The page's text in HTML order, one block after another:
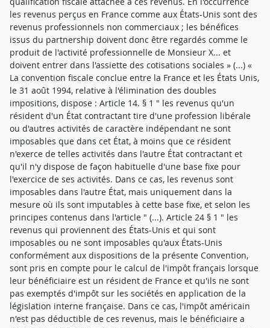
les revenus perçus en France comme aux États-Unis sont des
revenus professionnels non commerciaux ; les bénéfices
issus du partnership doivent donc être regardés comme le
produit de l'activité professionnelle de Monsieur X... et
doivent entrer dans l'assiette des cotisations sociales » (...) «
La convention fiscale conclue entre la France et les États Unis,
le 31 août 1994, relative à l'élimination des doubles
impositions, dispose : Article 14. § 1 " les revenus qu'un
résident d'un État contractant tire d'une profession libérale
ou d'autres activités de caractère indépendant ne sont
imposables que dans cet État, à moins que ce résident
n'exerce de telles activités dans l'autre État contractant et
qu'il n'y dispose de façon habituelle d'une base fixe pour
l'exercice de ses activités. Dans ce cas, les revenus sont
imposables dans l'autre État, mais uniquement dans la
mesure où ils sont imputables à cette base fixe, et selon les
principes contenus dans l'article " (...). Article 24 § 1 " les
revenus qui proviennent des États-Unis et qui sont
imposables ou ne sont imposables qu'aux États-Unis
conformément aux dispositions de la présente Convention,
sont pris en compte pour le calcul de l'impôt français lorsque
leur bénéficiaire est un résident de France et qu'ils ne sont
pas exemptés d'impôt sur les sociétés en application de la
législation interne française. Dans ce cas, l'impôt américain
n'est pas déductible de ces revenus, mais le bénéficiaire a